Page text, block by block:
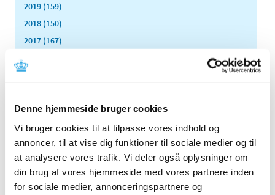
Denne hjemmeside bruger cookies
Vi bruger cookies til at tilpasse vores indhold og
annoncer, til at vise dig funktioner til sociale medier og til
at analysere vores trafik. Vi deler også oplysninger om
din brug af vores hjemmeside med vores partnere inden
for sociale medier, annonceringspartnere og
2019 (159)
2018 (150)
2017 (167)
2015 (33)
2013 (49)
2012 (44)
2011 (13)
2010 (7)
2009 (14)